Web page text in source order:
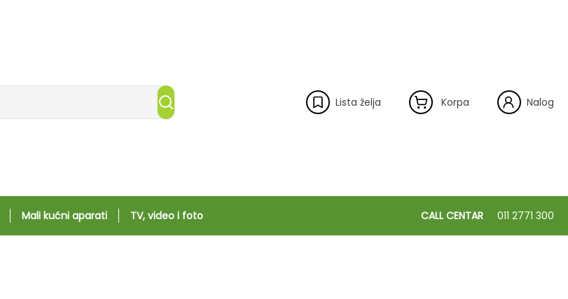
Lista želja Korpa Nalog
Mali kućni aparati TV, video i foto CALL CENTAR 011 2771 300